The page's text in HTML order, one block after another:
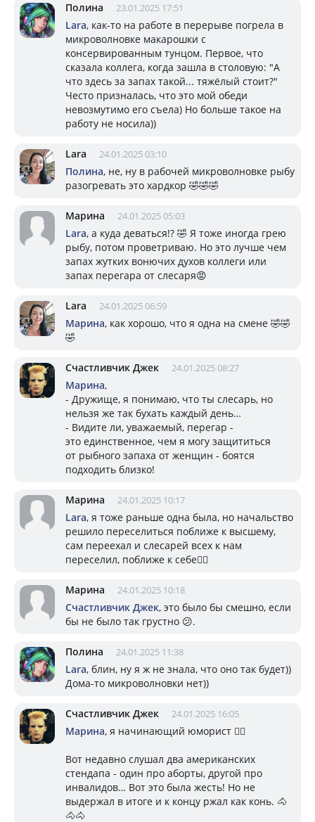
Полина 23.01.2025 17:51
Lara, как-то на работе в перерыве погрела в
микроволновке макарошки с
консервированным тунцом. Первое, что
сказала коллега, когда зашла в столовую: "А
что здесь за запах такой... тяжёлый стоит?"
Често призналась, что это мой обеди
невозмутимо его съела) Но больше такое на
работу не носила))
Lara 24.01.2025 03:10
Полина, не, ну в рабочей микроволновке рыбу
разогревать это хардкор 🤣🤣🤣
Марина 24.01.2025 05:03
Lara, а куда деваться!? 🤣 Я тоже иногда грею
рыбу, потом проветриваю. Но это лучше чем
запах жутких вонючих духов коллеги или
запах перегара от слесаря😡
Lara 24.01.2025 06:59
Марина, как хорошо, что я одна на смене 🤣🤣
🤣
Счастливчик Джек 24.01.2025 08:27
Марина,
- Дружище, я понимаю, что ты слесарь, но
нельзя же так бухать каждый день…
- Видите ли, уважаемый, перегар -
это единственное, чем я могу защититься
от рыбного запаха от женщин - боятся
подходить близко!
Марина 24.01.2025 10:17
Lara, я тоже раньше одна была, но начальство
решило переселиться поближе к высшему,
сам переехал и слесарей всех к нам
переселил, поближе к себе🤷‍♀️
Марина 24.01.2025 10:18
Счастливчик Джек, это было бы смешно, если
бы не было так грустно 😕.
Полина 24.01.2025 11:38
Lara, блин, ну я ж не знала, что оно так будет))
Дома-то микроволновки нет))
Счастливчик Джек 24.01.2025 16:05
Марина, я начинающий юморист 🤷‍♂️
Вот недавно слушал два американских
стендапа - один про аборты, другой про
инвалидов… Вот это была жесть! Но не
выдержал в итоге и к концу ржал как конь. 🐴
🐴🐴